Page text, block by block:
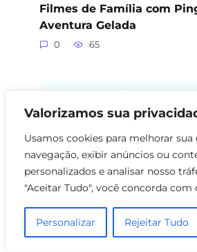
Valorizamos sua
Usamos cookies para melhorar sua
navegação, exibir anúncios ou
personalizados e analisar nosso
"Aceitar Tudo", você concorda com
Personalizar Rejeitar Tudo
Filmes de Família com
Aventura Gelada
0 65